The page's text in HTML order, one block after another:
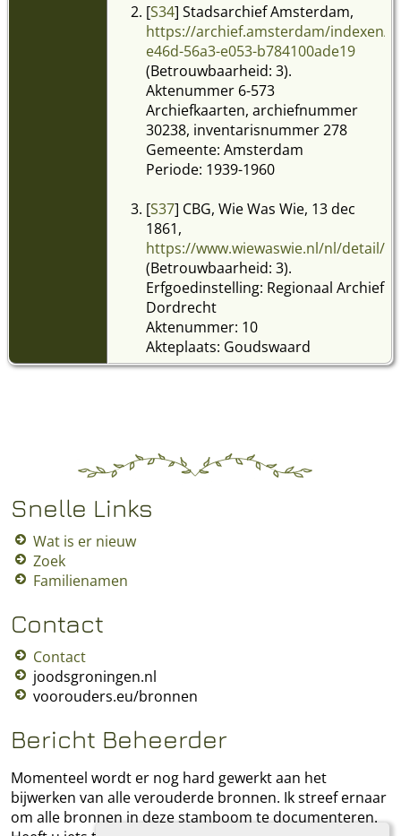
[S34] Stadsarchief Amsterdam,
https://archief.amsterdam/indexen/
e46d-56a3-e053-b784100ade19
(Betrouwbaarheid: 3).
Aktenummer 6-573
Archiefkaarten, archiefnummer
30238, inventarisnummer 278
Gemeente: Amsterdam
Periode: 1939-1960
[S37] CBG, Wie Was Wie, 13 dec
1861,
https://www.wiewaswie.nl/nl/detail/
(Betrouwbaarheid: 3).
Erfgoedinstelling: Regionaal Archief
Dordrecht
Aktenummer: 10
Akteplaats: Goudswaard
Snelle Links
Wat is er nieuw
Zoek
Familienamen
Contact
Contact
joodsgroningen.nl
voorouders.eu/bronnen
Bericht Beheerder
Momenteel wordt er nog hard gewerkt aan het
bijwerken van alle verouderde bronnen. Ik streef ernaar
om alle bronnen in deze stamboom te documenteren.